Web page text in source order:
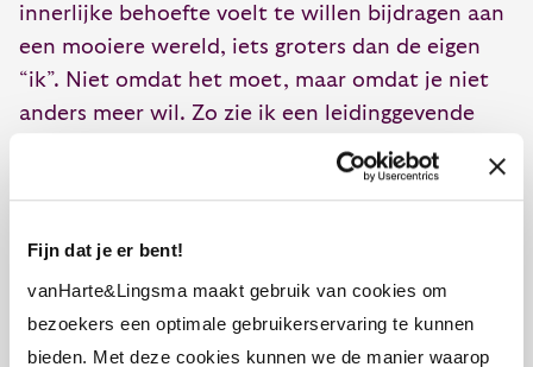
Fijn dat je er bent!
vanHarte&Lingsma maakt gebruik van cookies om
bezoekers een optimale gebruikerservaring te kunnen
bieden. Met deze cookies kunnen we de manier waarop
innerlijke behoefte voelt te willen bijdragen aan
een mooiere wereld, iets groters dan de eigen
“ik”. Niet omdat het moet, maar omdat je niet
anders meer wil. Zo zie ik een leidinggevende
haar gegroeide zelfvertrouwen doorgeven aan
haar medewerkers. Een vriendin van mij deelt
waardoor de mensen om haar heen duurzamer
willen leven. Een vriend maakt kunst waarmee
hij anderen inspireert. “De wereld mooier
maken”, gebeurt heel vaak dichtbij huis, op jouw